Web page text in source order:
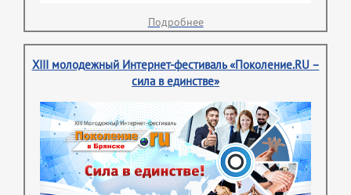
Подробнее
XIII молодежный Интернет-фестиваль «Поколение.RU –
сила в единстве»